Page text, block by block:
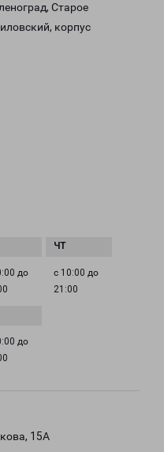
Старое
корпус
до
с 10:00 до
21:00
до
15А